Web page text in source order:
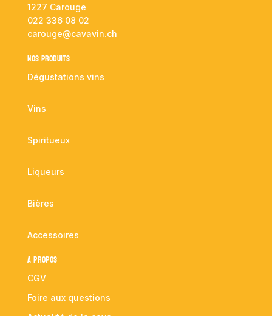
1227 Carouge
022 336 08 02
carouge@cavavin.ch
NOS PRODUITS
Dégustations vins
Vins
Spiritueux
Liqueurs
Bières
Accessoires
A propos
CGV
Foire aux questions